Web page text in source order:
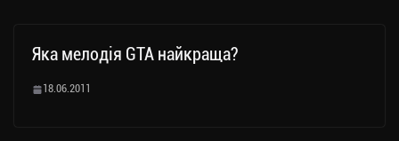
Яка мелодія GTA найкраща?
18.06.2011